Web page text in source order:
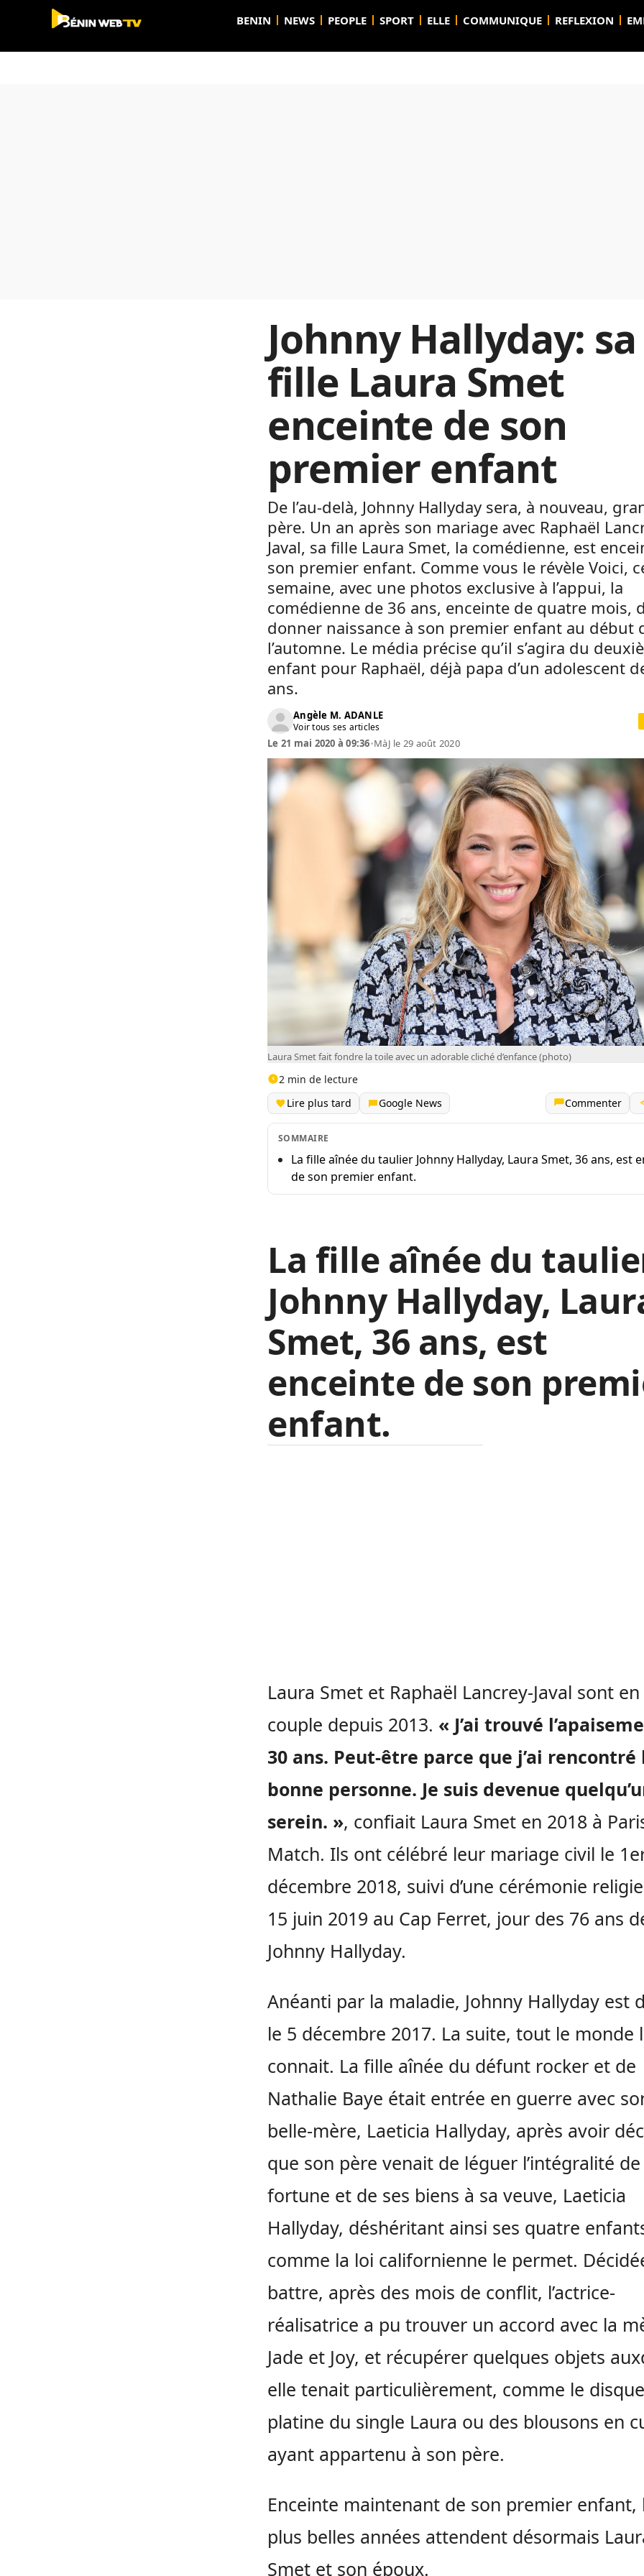
BENIN NEWS PEOPLE SPORT ELLE COMMUNIQUE REFLEXION
Johnny Hallyday: sa
fille Laura Smet
enceinte de son
premier enfant
De l’au-delà, Johnny Hallyday sera, à nouveau,
père. Un an après son mariage avec Raphaël
Javal, sa fille Laura Smet, la comédienne, est
son premier enfant. Comme vous le révèle Voici,
semaine, avec une photos exclusive à l’appui, la
comédienne de 36 ans, enceinte de quatre mois,
donner naissance à son premier enfant au début
l’automne. Le média précise qu’il s’agira du
enfant pour Raphaël, déjà papa d’un adolescent
ans.
Angèle M. ADANLE
Voir tous ses articles
Le 21 mai 2020 à 09:36•MàJ le 29 août 2020
Laura Smet fait fondre la toile avec un adorable cliché d’enfance (photo)
2 min de lecture
Lire plus tard
Google News Commenter
SOMMAIRE
La fille aînée du taulier Johnny Hallyday, Laura Smet, 36 ans, est
de son premier enfant.
La fille aînée du
Johnny Hallyday,
Smet, 36 ans, est
enceinte de son
enfant.
Laura Smet et Raphaël Lancrey-Javal sont en
couple depuis 2013. « J’ai trouvé
30 ans. Peut-être parce que j’ai rencontré
bonne personne. Je suis devenue
serein. », confiait Laura Smet en 2018 à
Match. Ils ont célébré leur mariage civil le
décembre 2018, suivi d’une cérémonie
15 juin 2019 au Cap Ferret, jour des 76 ans
Johnny Hallyday.
Anéanti par la maladie, Johnny Hallyday est
le 5 décembre 2017. La suite, tout le monde
connait. La fille aînée du défunt rocker et de
Nathalie Baye était entrée en guerre avec
belle-mère, Laeticia Hallyday, après avoir
que son père venait de léguer l’intégralité
fortune et de ses biens à sa veuve, Laeticia
Hallyday, déshéritant ainsi ses quatre
comme la loi californienne le permet.
battre, après des mois de conflit, l’actrice-
réalisatrice a pu trouver un accord avec la
Jade et Joy, et récupérer quelques objets
elle tenait particulièrement, comme le
platine du single Laura ou des blousons en
ayant appartenu à son père.
Enceinte maintenant de son premier enfant,
plus belles années attendent désormais
Smet et son époux.